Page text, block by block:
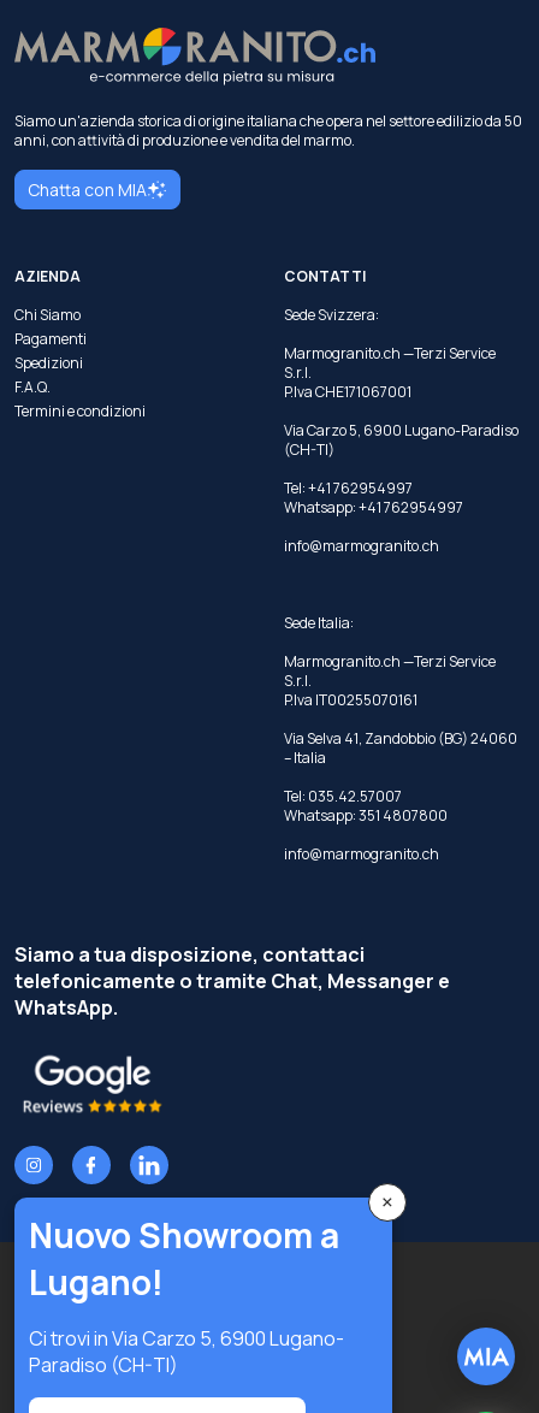
Siamo un'azienda storica di origine italiana che opera nel settore edilizio da 50
anni, con attività di produzione e vendita del marmo.
Chatta con MIA
AZIENDA
Chi Siamo
Pagamenti
Spedizioni
F.A.Q.
Termini e condizioni
CONTATTI
Sede Svizzera:
Marmogranito.ch —Terzi Service
S.r.l.
P.Iva CHE171067001
Via Carzo 5, 6900 Lugano-Paradiso
(CH-TI)
Tel: +41 762954997
Whatsapp:+41 762954997
info@marmogranito.ch
Sede Italia:
Marmogranito.ch —Terzi Service
S.r.l.
P.Iva IT00255070161
Via Selva 41, Zandobbio (BG) 24060
– Italia
Tel: 035.42.57007
Whatsapp:351 4807800
info@marmogranito.ch
Siamo a tua disposizione, contattaci
telefonicamente o tramite Chat, Messanger e
WhatsApp.
Copyright © Terzi Service S.r.l. — Tutti i diritti riservati.
Preferenze privacy
Digital
×
Nuovo Showroom a
Lugano!
Ci trovi in Via Carzo 5, 6900 Lugano-
Paradiso (CH-TI)